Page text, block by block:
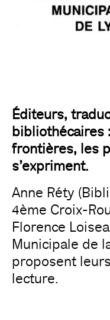
Éditeurs,
bibliothécaires
frontières, les
s’expriment.
Anne Réty
4ème Croix-
Florence
Municipale de
proposent
lecture.